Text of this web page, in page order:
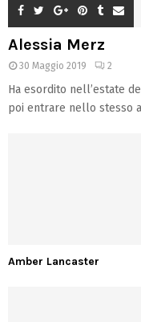
Alessia Merz
30 Maggio 2019 2
Ha esordito nell’estate
poi entrare nello stesso
Amber Lancaster